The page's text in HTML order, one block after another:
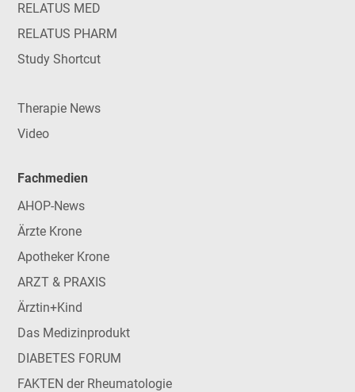
RELATUS MED
RELATUS PHARM
Study Shortcut
Therapie News
Video
Fachmedien
AHOP-News
Ärzte Krone
Apotheker Krone
ARZT & PRAXIS
Ärztin+Kind
Das Medizinprodukt
DIABETES FORUM
FAKTEN der Rheumatologie